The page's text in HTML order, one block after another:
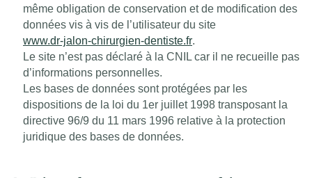
même obligation de conservation et de modification des
données vis à vis de l’utilisateur du site
www.dr-jalon-chirurgien-dentiste.fr.
Le site n’est pas déclaré à la CNIL car il ne recueille pas
d’informations personnelles.
Les bases de données sont protégées par les
dispositions de la loi du 1er juillet 1998 transposant la
directive 96/9 du 11 mars 1996 relative à la protection
juridique des bases de données.